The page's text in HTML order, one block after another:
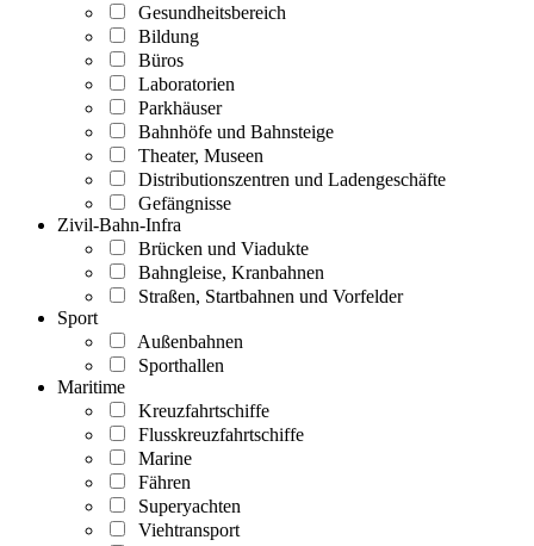
Gesundheitsbereich
Bildung
Büros
Laboratorien
Parkhäuser
Bahnhöfe und Bahnsteige
Theater, Museen
Distributionszentren und Ladengeschäfte
Gefängnisse
Zivil-Bahn-Infra
Brücken und Viadukte
Bahngleise, Kranbahnen
Straßen, Startbahnen und Vorfelder
Sport
Außenbahnen
Sporthallen
Maritime
Kreuzfahrtschiffe
Flusskreuzfahrtschiffe
Marine
Fähren
Superyachten
Viehtransport